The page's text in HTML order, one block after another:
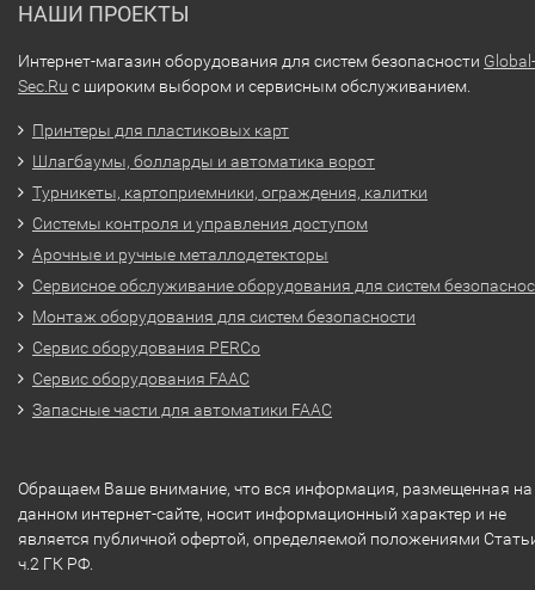
НАШИ ПРОЕКТЫ
Интернет-магазин оборудования для систем безопасности Global-
Sec.Ru с широким выбором и сервисным обслуживанием.
Принтеры для пластиковых карт
Шлагбаумы, болларды и автоматика ворот
Турникеты, картоприемники, ограждения, калитки
Системы контроля и управления доступом
Арочные и ручные металлодетекторы
Сервисное обслуживание оборудования для систем
Монтаж оборудования для систем безопасности
Сервис оборудования PERCo
Сервис оборудования FAAC
Запасные части для автоматики FAAC
Обращаем Ваше внимание, что вся информация, размещенная на
данном интернет-сайте, носит информационный характер и не
является публичной офертой, определяемой положениями
ч.2 ГК РФ.